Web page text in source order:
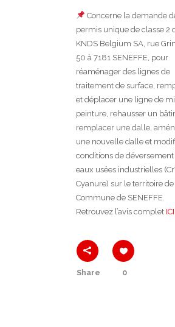
Concerne la demande
permis unique de classe 2
KNDS Belgium SA, rue
50 à 7181 SENEFFE, pour
réaménager des lignes de
traitement de surface,
et déplacer une ligne de
peinture, rehausser un
remplacer une dalle,
une nouvelle dalle et
conditions de déversement
eaux usées industrielles
Cyanure) sur le territoire
Commune de SENEFFE.
Retrouvez l’avis complet ICI
Share 0